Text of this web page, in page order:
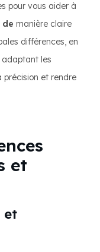
pour vous aider à
de manière claire
différences, en
les
précision et rendre
et
et